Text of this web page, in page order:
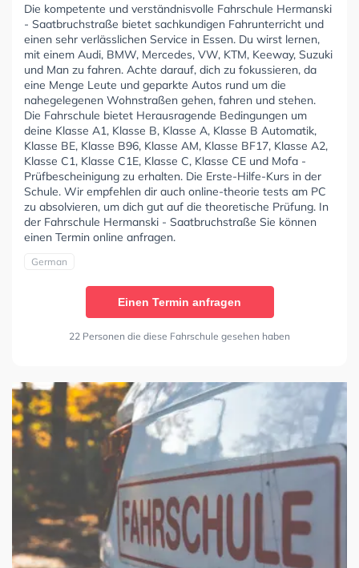
Die kompetente und verständnisvolle Fahrschule Hermanski
- Saatbruchstraße bietet sachkundigen Fahrunterricht und
einen sehr verlässlichen Service in Essen. Du wirst lernen,
mit einem Audi, BMW, Mercedes, VW, KTM, Keeway, Suzuki
und Man zu fahren. Achte darauf, dich zu fokussieren, da
eine Menge Leute und geparkte Autos rund um die
nahegelegenen Wohnstraßen gehen, fahren und stehen.
Die Fahrschule bietet Herausragende Bedingungen um
deine Klasse A1, Klasse B, Klasse A, Klasse B Automatik,
Klasse BE, Klasse B96, Klasse AM, Klasse BF17, Klasse A2,
Klasse C1, Klasse C1E, Klasse C, Klasse CE und Mofa -
Prüfbescheinigung zu erhalten. Die Erste-Hilfe-Kurs in der
Schule. Wir empfehlen dir auch online-theorie tests am PC
zu absolvieren, um dich gut auf die theoretische Prüfung. In
der Fahrschule Hermanski - Saatbruchstraße Sie können
einen Termin online anfragen.
German
Einen Termin anfragen
22 Personen die diese Fahrschule gesehen haben